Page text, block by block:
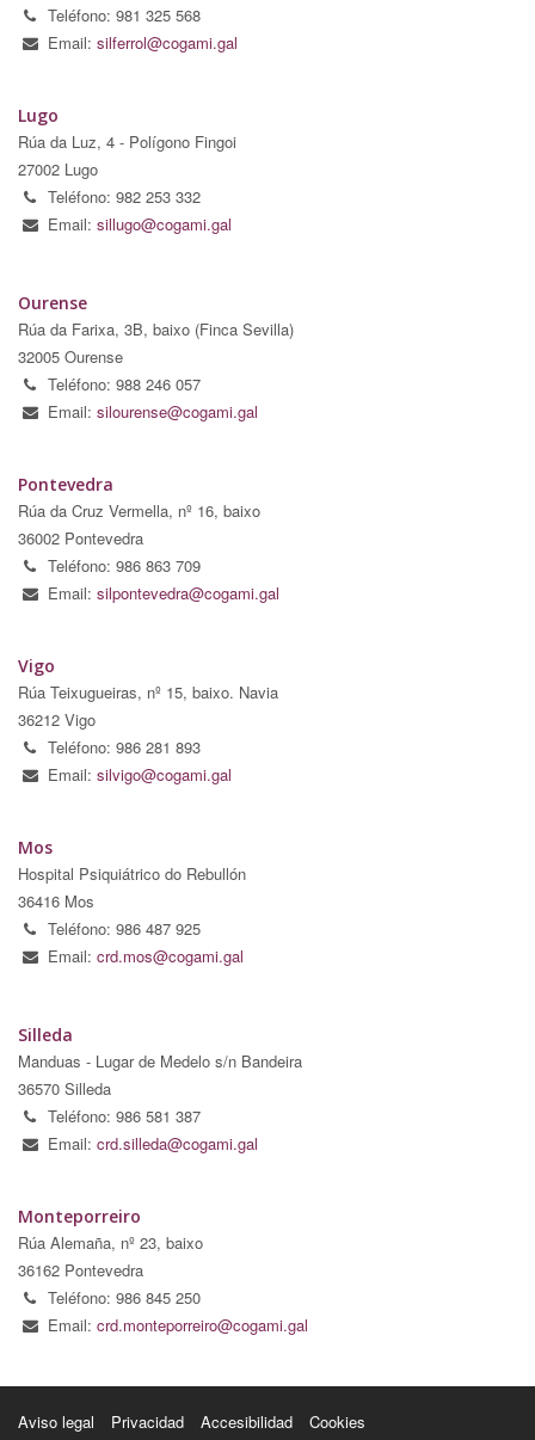
Teléfono: 981 325 568
Email: silferrol@cogami.gal
Lugo
Rúa da Luz, 4 - Polígono Fingoi
27002 Lugo
Teléfono: 982 253 332
Email: sillugo@cogami.gal
Ourense
Rúa da Farixa, 3B, baixo (Finca Sevilla)
32005 Ourense
Teléfono: 988 246 057
Email: silourense@cogami.gal
Pontevedra
Rúa da Cruz Vermella, nº 16, baixo
36002 Pontevedra
Teléfono: 986 863 709
Email: silpontevedra@cogami.gal
Vigo
Rúa Teixugueiras, nº 15, baixo. Navia
36212 Vigo
Teléfono: 986 281 893
Email: silvigo@cogami.gal
Mos
Hospital Psiquiátrico do Rebullón
36416 Mos
Teléfono: 986 487 925
Email: crd.mos@cogami.gal
Silleda
Manduas - Lugar de Medelo s/n Bandeira
36570 Silleda
Teléfono: 986 581 387
Email: crd.silleda@cogami.gal
Monteporreiro
Rúa Alemaña, nº 23, baixo
36162 Pontevedra
Teléfono: 986 845 250
Email: crd.monteporreiro@cogami.gal
Aviso legal Privacidad Accesibilidad
Cookies